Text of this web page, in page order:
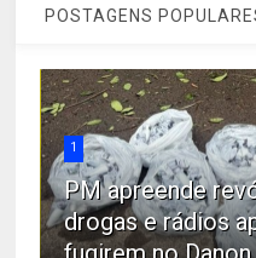
POSTAGENS
1
PM apreende
drogas e rádios